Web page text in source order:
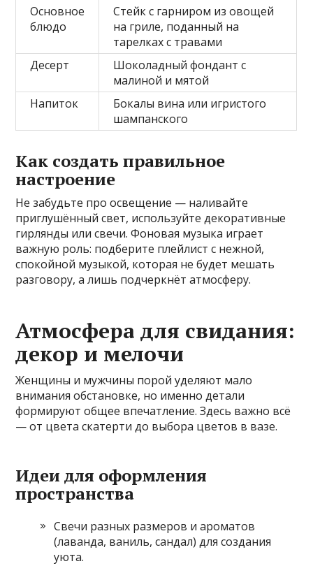
Основное
блюдо
Стейк с гарниром из овощей
на гриле, поданный на
тарелках с травами
Десерт
Шоколадный фондант с
малиной и мятой
Напиток
Бокалы вина или игристого
шампанского
Как создать правильное
настроение
Не забудьте про освещение — наливайте
приглушённый свет, используйте декоративные
гирлянды или свечи. Фоновая музыка играет
важную роль: подберите плейлист с нежной,
спокойной музыкой, которая не будет мешать
разговору, а лишь подчеркнёт атмосферу.
Атмосфера для свидания:
декор и мелочи
Женщины и мужчины порой уделяют мало
внимания обстановке, но именно детали
формируют общее впечатление. Здесь важно всё
— от цвета скатерти до выбора цветов в вазе.
Идеи для оформления
пространства
Свечи разных размеров и ароматов
(лаванда, ваниль, сандал) для создания
уюта.